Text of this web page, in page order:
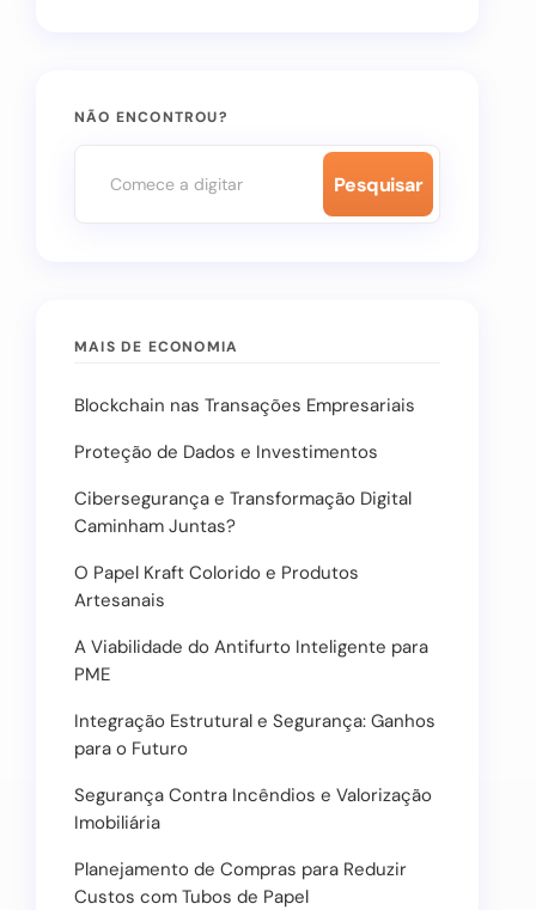
NÃO ENCONTROU?
Pesquisar
MAIS DE ECONOMIA
Blockchain nas Transações Empresariais
Proteção de Dados e Investimentos
Cibersegurança e Transformação Digital
Caminham Juntas?
O Papel Kraft Colorido e Produtos
Artesanais
A Viabilidade do Antifurto Inteligente para
PME
Integração Estrutural e Segurança: Ganhos
para o Futuro
Segurança Contra Incêndios e Valorização
Imobiliária
Planejamento de Compras para Reduzir
Custos com Tubos de Papel